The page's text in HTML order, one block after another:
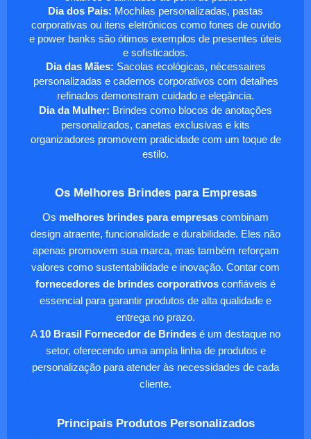
Dia dos Pais: Mochilas personalizadas, pastas
corporativas ou itens eletrônicos como fones de ouvido
e power banks são ótimos exemplos de presentes úteis
e sofisticados.
Dia das Mães: Sacolas ecológicas, nécessaires
personalizadas e cadernos corporativos com detalhes
refinados demonstram cuidado e elegância.
Dia da Mulher: Brindes como blocos de anotações
personalizados, canetas exclusivas e kits
organizadores promovem praticidade com um toque de
estilo.
Os Melhores Brindes para Empresas
Os melhores brindes para empresas combinam
design atraente, funcionalidade e durabilidade. Eles não
apenas promovem sua marca, mas também reforçam
valores como sustentabilidade e inovação. Contar com
fornecedores de brindes corporativos confiáveis é
essencial para garantir produtos de alta qualidade e
entrega no prazo.
A 10 Brasil Fornecedor de Brindes é um destaque no
setor, oferecendo uma ampla linha de produtos e
personalização para atender às necessidades de cada
cliente.
Principais Produtos Personalizados